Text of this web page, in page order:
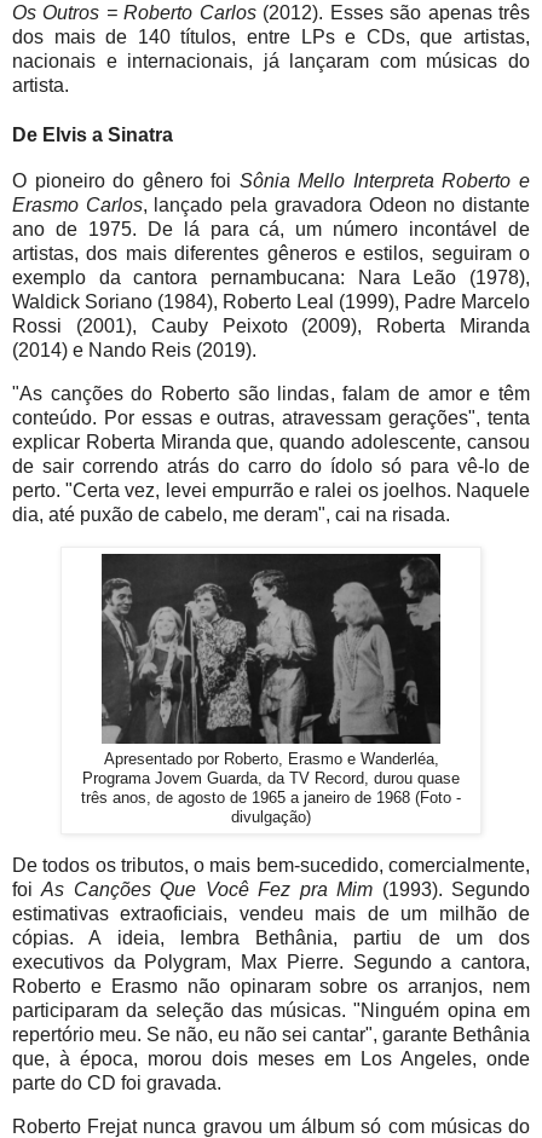
Os Outros = Roberto Carlos(2012). Esses são apenas três
dos mais de 140 títulos, entre LPs e CDs, que artistas,
nacionais e internacionais, já lançaram com músicas do
artista.
De Elvis a Sinatra
O pioneiro do gênero foi Sônia Mello Interpreta Roberto e
Erasmo Carlos, lançado pela gravadora Odeon no distante
ano de 1975. De lá para cá, um número incontável de
artistas, dos mais diferentes gêneros e estilos, seguiram o
exemplo da cantora pernambucana: Nara Leão (1978),
Waldick Soriano (1984), Roberto Leal (1999), Padre Marcelo
Rossi (2001), Cauby Peixoto (2009), Roberta Miranda
(2014) e Nando Reis (2019).
"As canções do Roberto são lindas, falam de amor e têm
conteúdo. Por essas e outras, atravessam gerações", tenta
explicar Roberta Miranda que, quando adolescente, cansou
de sair correndo atrás do carro do ídolo só para vê-lo de
perto. "Certa vez, levei empurrão e ralei os joelhos. Naquele
dia, até puxão de cabelo, me deram", cai na risada.
Apresentado por Roberto, Erasmo e Wanderléa,
Programa Jovem Guarda, da TV Record, durou quase
três anos, de agosto de 1965 a janeiro de 1968 (Foto -
divulgação)
De todos os tributos, o mais bem-sucedido, comercialmente,
foiAs Canções Que Você Fez pra Mim (1993). Segundo
estimativas extraoficiais, vendeu mais de um milhão de
cópias. A ideia, lembra Bethânia, partiu de um dos
executivos da Polygram, Max Pierre. Segundo a cantora,
Roberto e Erasmo não opinaram sobre os arranjos, nem
participaram da seleção das músicas. "Ninguém opina em
repertório meu. Se não, eu não sei cantar", garante Bethânia
que, à época, morou dois meses em Los Angeles, onde
parte do CD foi gravada.
Roberto Frejat nunca gravou um álbum só com músicas do